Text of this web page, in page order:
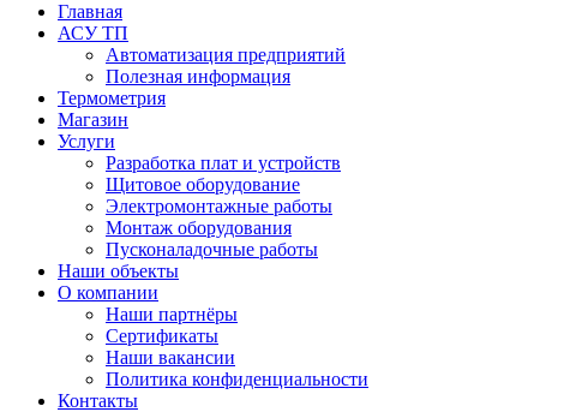
Главная
АСУ ТП
Автоматизация предприятий
Полезная информация
Термометрия
Магазин
Услуги
Разработка плат и устройств
Щитовое оборудование
Электромонтажные работы
Монтаж оборудования
Пусконаладочные работы
Наши объекты
О компании
Наши партнёры
Сертификаты
Наши вакансии
Политика конфиденциальности
Контакты